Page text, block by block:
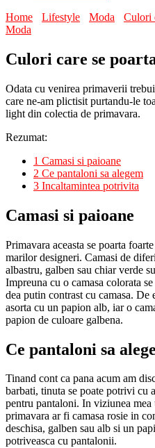
Home
Lifestyle Moda
Culori
Moda
Culori care se
Odata cu venirea primaverii
care ne-am plictisit purtandu-le
light din colectia de primavara.
Rezumat:
1 Camasi si paioane
2 Ce pantaloni sa alegem
3 Incaltamintea potrivita
Camasi si paioane
Primavara aceasta se poarta
marilor designeri. Camasi de
albastru, galben sau chiar verde
Impreuna cu o camasa colorata
dea putin contrast cu camasa. De
asorta cu un papion alb, iar o
papion de culoare galbena.
Ce pantaloni sa
Tinand cont ca pana acum am
barbati, tinuta se poate potrivi cu
pentru pantaloni. In viziunea
primavara ar fi camasa rosie in
deschisa, galben sau alb si un
potriveasca cu pantalonii.